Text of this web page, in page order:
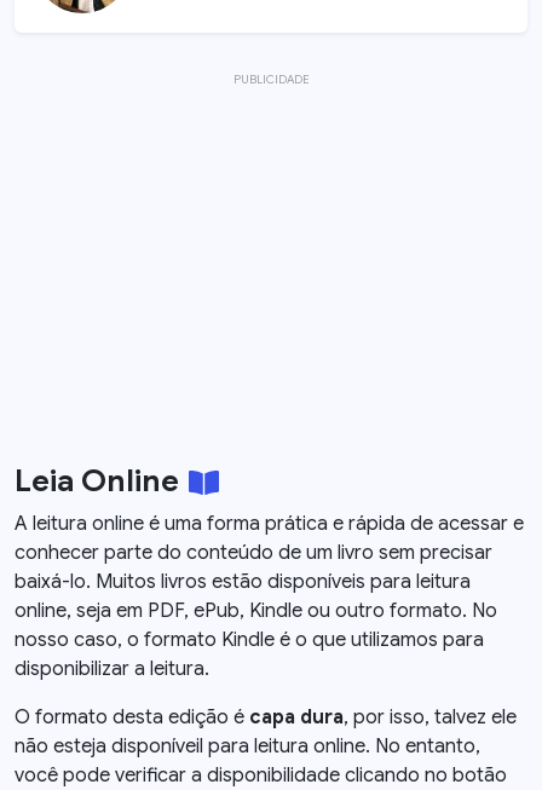
Leia Online
A leitura online é uma forma prática e rápida de acessar e
conhecer parte do conteúdo de um livro sem precisar
baixá-lo. Muitos livros estão disponíveis para leitura
online, seja em PDF, ePub, Kindle ou outro formato. No
nosso caso, o formato Kindle é o que utilizamos para
disponibilizar a leitura.
O formato desta edição é capa dura, por isso, talvez ele
não esteja disponíveil para leitura online. No entanto,
você pode verificar a disponibilidade clicando no botão